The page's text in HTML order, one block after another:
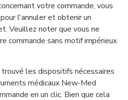
votre commande, vous
l'annuler et obtenir un
Veuillez noter que vous ne
commande sans motif impérieux
les dispositifs nécessaires
médicaux New-Med
en un clic. Bien que cela